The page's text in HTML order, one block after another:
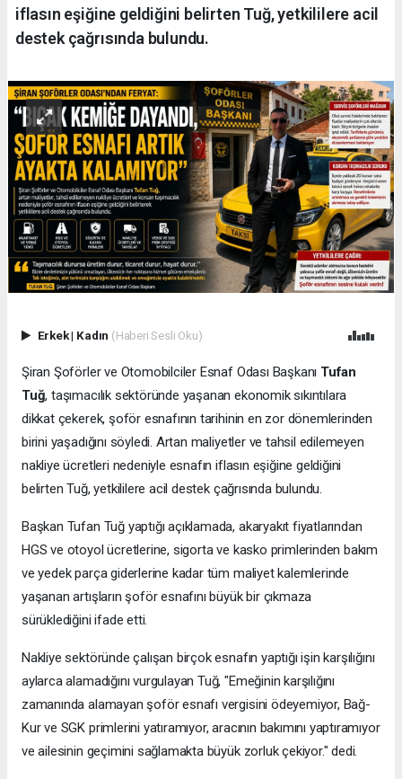
iflasın eşiğine geldiğini belirten Tuğ, yetkililere acil
destek çağrısında bulundu.
Erkek| Kadın (Haberi Sesli Oku)
Şiran Şoförler ve Otomobilciler Esnaf Odası Başkanı Tufan
Tuğ, taşımacılık sektöründe yaşanan ekonomik sıkıntılara
dikkat çekerek, şoför esnafının tarihinin en zor dönemlerinden
birini yaşadığını söyledi. Artan maliyetler ve tahsil edilemeyen
nakliye ücretleri nedeniyle esnafın iflasın eşiğine geldiğini
belirten Tuğ, yetkililere acil destek çağrısında bulundu.
Başkan Tufan Tuğ yaptığı açıklamada, akaryakıt fiyatlarından
HGS ve otoyol ücretlerine, sigorta ve kasko primlerinden bakım
ve yedek parça giderlerine kadar tüm maliyet kalemlerinde
yaşanan artışların şoför esnafını büyük bir çıkmaza
sürüklediğini ifade etti.
Nakliye sektöründe çalışan birçok esnafın yaptığı işin karşılığını
aylarca alamadığını vurgulayan Tuğ, "Emeğinin karşılığını
zamanında alamayan şoför esnafı vergisini ödeyemiyor, Bağ-
Kur ve SGK primlerini yatıramıyor, aracının bakımını yaptıramıyor
ve ailesinin geçimini sağlamakta büyük zorluk çekiyor." dedi.